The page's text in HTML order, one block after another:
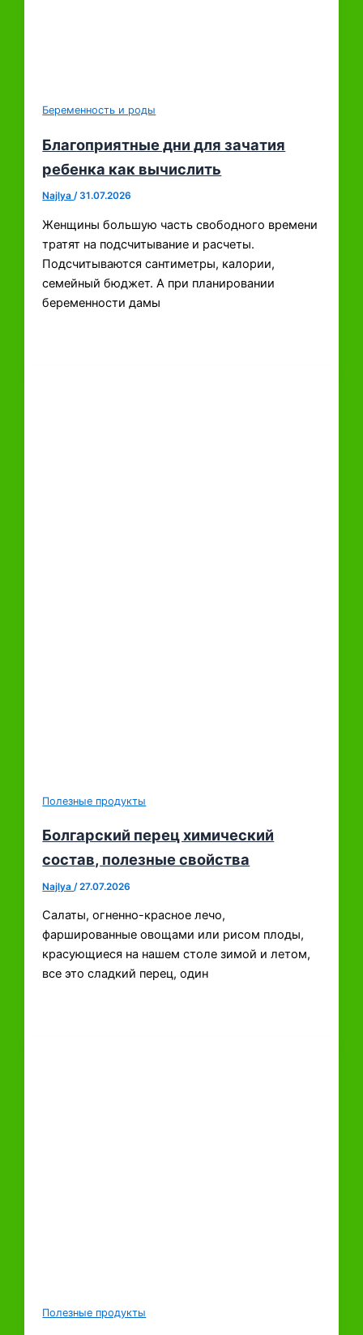
Беременность и роды
Благоприятные дни для зачатия
ребенка как вычислить
Najlya/31.07.2026
Женщины большую часть свободного времени
тратят на подсчитывание и расчеты.
Подсчитываются сантиметры, калории,
семейный бюджет. А при планировании
беременности дамы
Полезные продукты
Болгарский перец химический
состав, полезные свойства
Najlya /27.07.2026
Салаты, огненно-красное лечо,
фаршированные овощами или рисом плоды,
красующиеся на нашем столе зимой и летом,
все это сладкий перец, один
Полезные продукты